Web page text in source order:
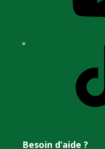
Besoin d’aide ?